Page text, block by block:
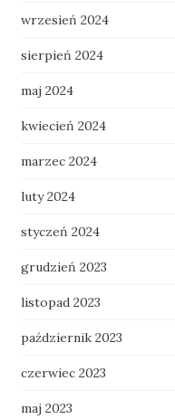
wrzesień 2024
sierpień 2024
maj 2024
kwiecień 2024
marzec 2024
luty 2024
styczeń 2024
grudzień 2023
listopad 2023
październik 2023
czerwiec 2023
maj 2023